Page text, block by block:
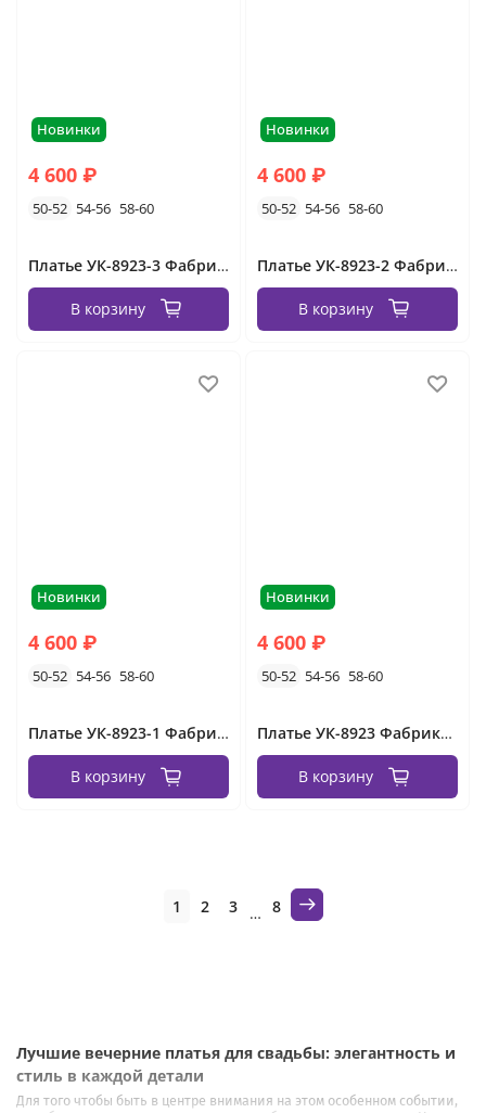
Новинки
4 600 ₽
50-52 54-56 58-60
Платье УК-8923-3 Фабрика Моды
В корзину
Новинки
4 600 ₽
50-52 54-56 58-60
Платье УК-8923-2 Фабрика Моды
В корзину
Новинки
4 600 ₽
50-52 54-56 58-60
Платье УК-8923-1 Фабрика Моды
В корзину
Новинки
4 600 ₽
50-52 54-56 58-60
Платье УК-8923 Фабрика Моды
В корзину
1 2 3 … 8
Лучшие вечерние платья для свадьбы: элегантность и
стиль в каждой детали
Для того чтобы быть в центре внимания на этом особенном событии,